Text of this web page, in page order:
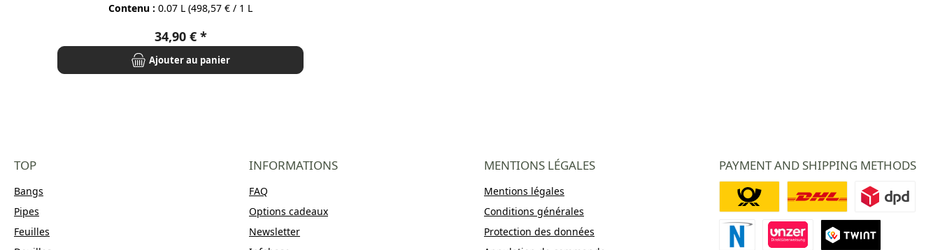
Contenu : 0.07 L (498,57 € / 1 L
Prix régulier :
34,90 €
Ajouter au panier
TOP
Bangs
Pipes
Feuilles
INFORMATIONS
FAQ
Options cadeaux
Newsletter
MENTIONS LÉGALES
Mentions légales
Conditions générales
Protection des données
PAYMENT AND SHIPPING METHODS
Deutsche PostDHL DPD